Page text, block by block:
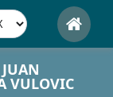
VULOVIC